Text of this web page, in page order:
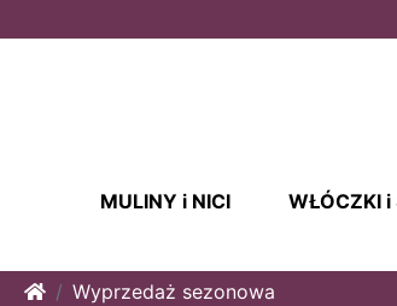
MULINY i NICI WŁÓCZKI i
HomeWyprzedaż sezonowa